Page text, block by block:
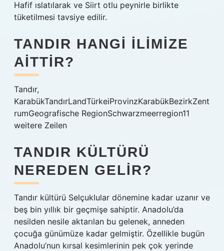
Hafif ıslatılarak ve Siirt otlu peynirle birlikte
tüketilmesi tavsiye edilir.
TANDIR HANGI ILIMIZE
AITTIR?
Tandır,
KarabükTandırLandTürkeiProvinzKarabükBezirkZent
rumGeografische RegionSchwarzmeerregion11
weitere Zeilen
TANDIR KÜLTÜRÜ
NEREDEN GELIR?
Tandır kültürü Selçuklular dönemine kadar uzanır ve
beş bin yıllık bir geçmişe sahiptir. Anadolu’da
nesilden nesile aktarılan bu gelenek, anneden
çocuğa günümüze kadar gelmiştir. Özellikle bugün
Anadolu’nun kırsal kesimlerinin pek çok yerinde